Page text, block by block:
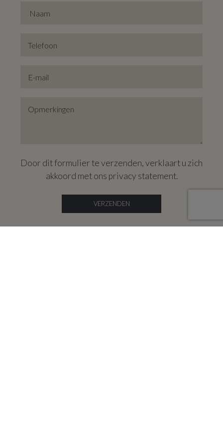
Door dit formulier te verzenden, verklaart u zich
akkoord met ons privacy statement.
VERZENDEN